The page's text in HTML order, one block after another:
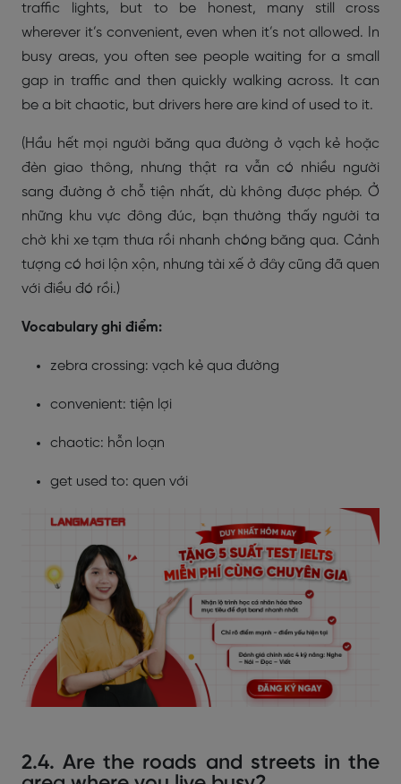
traffic lights, but to be honest, many still cross
wherever it’s convenient, even when it’s not allowed. In
busy areas, you often see people waiting for a small
gap in traffic and then quickly walking across. It can
be a bit chaotic, but drivers here are kind of used to it.
(Hầu hết mọi người băng qua đường ở vạch kẻ hoặc
đèn giao thông, nhưng thật ra vẫn có nhiều người
sang đường ở chỗ tiện nhất, dù không được phép. Ở
những khu vực đông đúc, bạn thường thấy người ta
chờ khi xe tạm thưa rồi nhanh chóng băng qua. Cảnh
tượng có hơi lộn xộn, nhưng tài xế ở đây cũng đã quen
với điều đó rồi.)
Vocabulary ghi điểm:
zebra crossing: vạch kẻ qua đường
convenient: tiện lợi
chaotic: hỗn loạn
get used to: quen với
2.4. Are the roads and streets in the